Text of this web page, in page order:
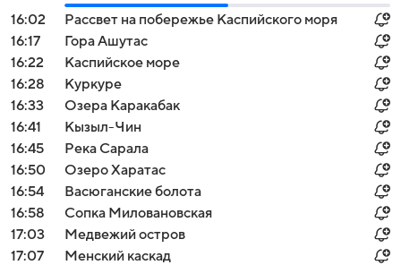
16:02
Рассвет на побережье Каспийского моря
16:17
Гора Ашутас
16:22
Каспийское море
16:28
Куркуре
16:33
Озера Каракабак
16:41
Кызыл-Чин
16:45
Река Сарала
16:50
Озеро Харатас
16:54
Васюганские болота
16:58
Сопка Миловановская
17:03
Медвежий остров
17:07
Менский каскад